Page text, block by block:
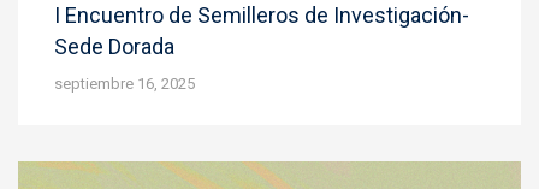
I Encuentro de Semilleros de Investigación-
Sede Dorada
septiembre 16, 2025